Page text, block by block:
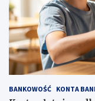
BANKOWOŚĆ KONTA